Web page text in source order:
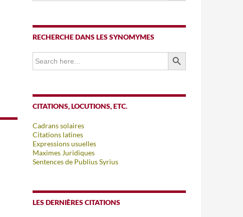
RECHERCHE DANS LES SYNOMYMES
Search
for:
SEARCH BUTTON
CITATIONS, LOCUTIONS, ETC.
Cadrans solaires
Citations latines
Expressions usuelles
Maximes Juridiques
Sentences de Publius Syrius
LES DERNIÈRES CITATIONS